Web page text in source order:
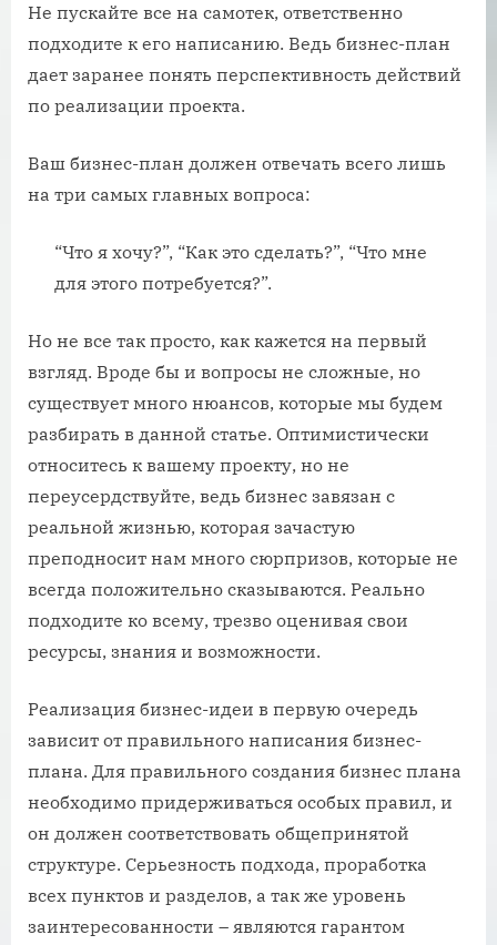
Не пускайте все на самотек, ответственно
подходите к его написанию. Ведь бизнес-план
дает заранее понять перспективность действий
по реализации проекта.
Ваш бизнес-план должен отвечать всего лишь
на три самых главных вопроса:
“Что я хочу?”, “Как это сделать?”, “Что мне
для этого потребуется?”.
Но не все так просто, как кажется на первый
взгляд. Вроде бы и вопросы не сложные, но
существует много нюансов, которые мы будем
разбирать в данной статье. Оптимистически
относитесь к вашему проекту, но не
переусердствуйте, ведь бизнес завязан с
реальной жизнью, которая зачастую
преподносит нам много сюрпризов, которые не
всегда положительно сказываются. Реально
подходите ко всему, трезво оценивая свои
ресурсы, знания и возможности.
Реализация бизнес-идеи в первую очередь
зависит от правильного написания бизнес-
плана. Для правильного создания бизнес плана
необходимо придерживаться особых правил, и
он должен соответствовать общепринятой
структуре. Серьезность подхода, проработка
всех пунктов и разделов, а так же уровень
заинтересованности – являются гарантом